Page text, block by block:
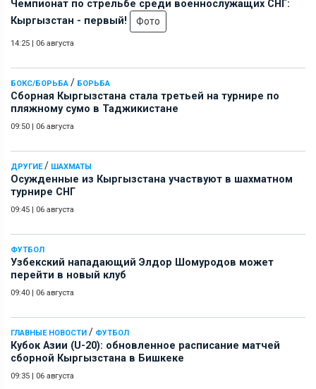
Чемпионат по стрельбе среди военнослужащих СНГ:
Кыргызстан - первый!
Фото
14:25 | 06 августа
БОКС/БОРЬБА / БОРЬБА
Сборная Кыргызстана стала третьей на турнире по
пляжному сумо в Таджикистане
09:50 | 06 августа
ДРУГИЕ/ ШАХМАТЫ
Осужденные из Кыргызстана участвуют в шахматном
турнире СНГ
09:45 | 06 августа
ФУТБОЛ
Узбекский нападающий Элдор Шомуродов может
перейти в новый клуб
09:40 | 06 августа
ГЛАВНЫЕ НОВОСТИ / ФУТБОЛ
Кубок Азии (U-20): обновленное расписание матчей
сборной Кыргызстана в Бишкеке
09:35 | 06 августа